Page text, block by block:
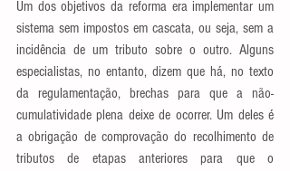
Um dos objetivos da reforma era implementar um
sistema sem impostos em cascata, ou seja, sem a
incidência de um tributo sobre o outro. Alguns
especialistas, no entanto, dizem que há, no texto
da regulamentação, brechas para que a não-
cumulatividade plena deixe de ocorrer. Um deles é
a obrigação de comprovação do recolhimento de
tributos de etapas anteriores para que o